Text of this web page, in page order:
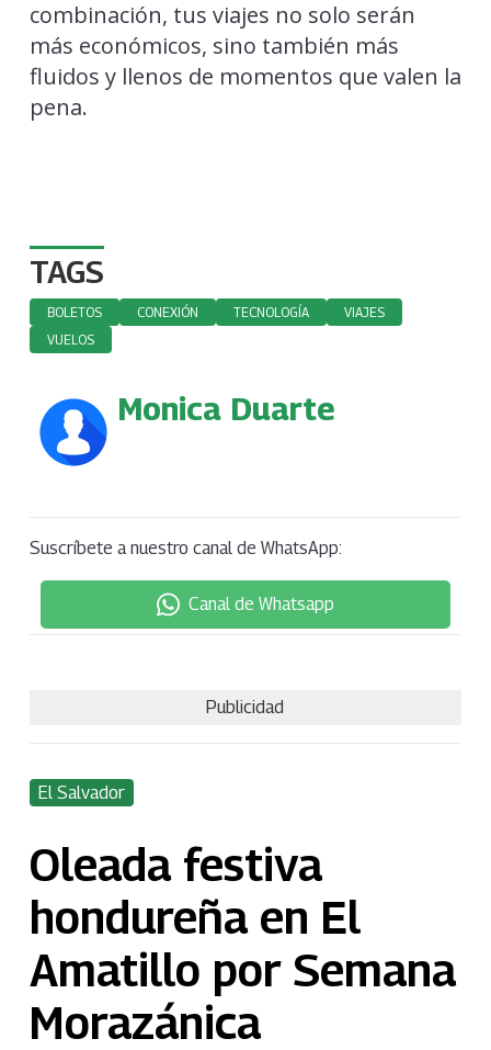
combinación, tus viajes no solo serán
más económicos, sino también más
fluidos y llenos de momentos que valen la
pena.
TAGS
BOLETOS CONEXIÓN TECNOLOGÍA
VIAJES
VUELOS
Monica Duarte
Suscríbete a nuestro canal de WhatsApp:
Canal de Whatsapp
Publicidad
El Salvador
Oleada festiva
hondureña en El
Amatillo por Semana
Morazánica